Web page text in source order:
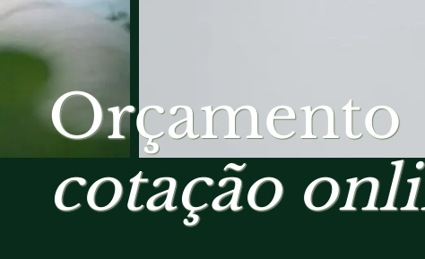
Orçamento
cotação